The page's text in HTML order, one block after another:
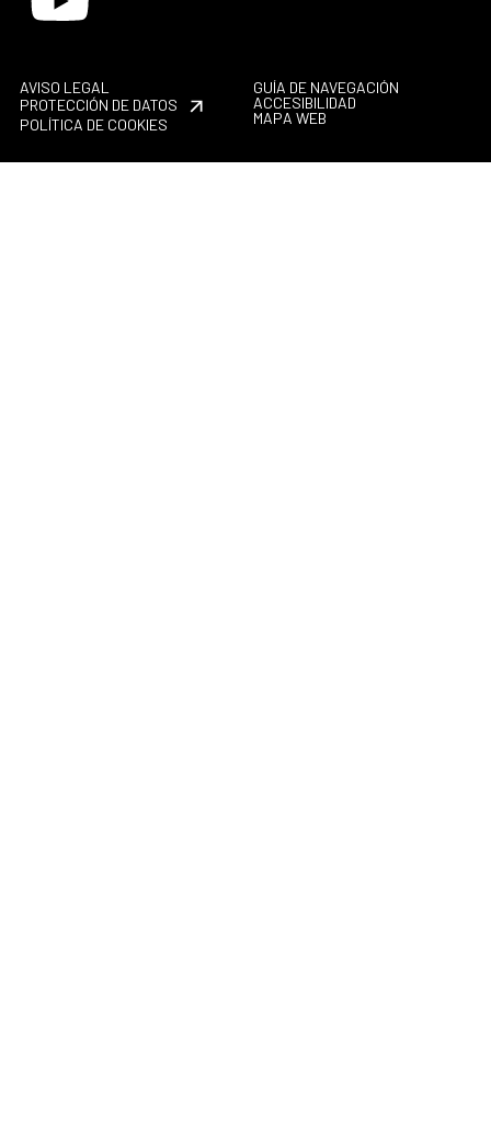
AVISO LEGAL
PROTECCIÓN DE DATOS
POLÍTICA DE COOKIES
GUÍA DE NAVEGACIÓN
ACCESIBILIDAD
MAPA WEB